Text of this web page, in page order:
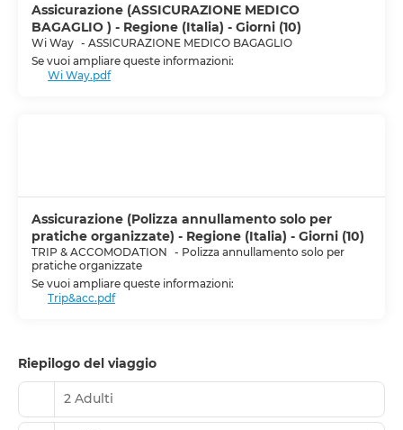
Assicurazione (ASSICURAZIONE MEDICO
BAGAGLIO ) - Regione (Italia) - Giorni (10)
Wi Way - ASSICURAZIONE MEDICO BAGAGLIO
Se vuoi ampliare queste informazioni:
Wi Way.pdf
Assicurazione (Polizza annullamento solo per
pratiche organizzate) - Regione (Italia) - Giorni (10)
TRIP & ACCOMODATION - Polizza annullamento solo per
pratiche organizzate
Se vuoi ampliare queste informazioni:
Trip&acc.pdf
Riepilogo del viaggio
2 Adulti